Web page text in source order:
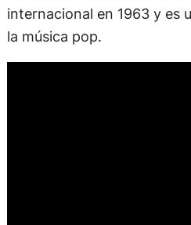
internacional en 1963 y es
la música pop.